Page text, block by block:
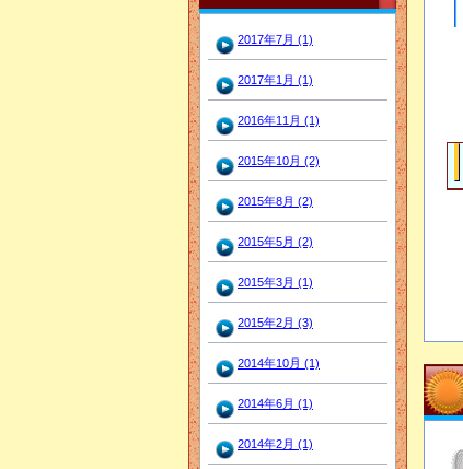
2017年7月 (1)
2017年1月 (1)
2016年11月 (1)
2015年10月 (2)
2015年8月 (2)
2015年5月 (2)
2015年3月 (1)
2015年2月 (3)
2014年10月 (1)
2014年6月 (1)
2014年2月 (1)